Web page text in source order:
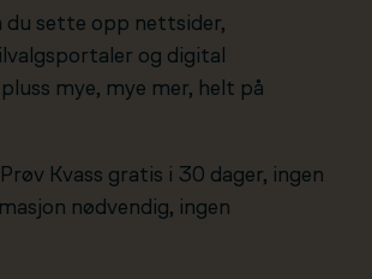
du sette opp nettsider,
og digital
mye, mye mer, helt på
Kvass gratis i 30 dager, ingen
nødvendig, ingen